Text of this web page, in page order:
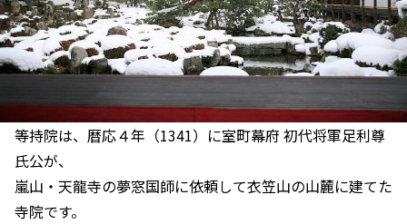
等持院は、暦応４年（1341）に室町幕府 初代将軍足利尊
氏公が、
嵐山・天龍寺の夢窓国師に依頼して衣笠山の山麓に建てた
寺院です。